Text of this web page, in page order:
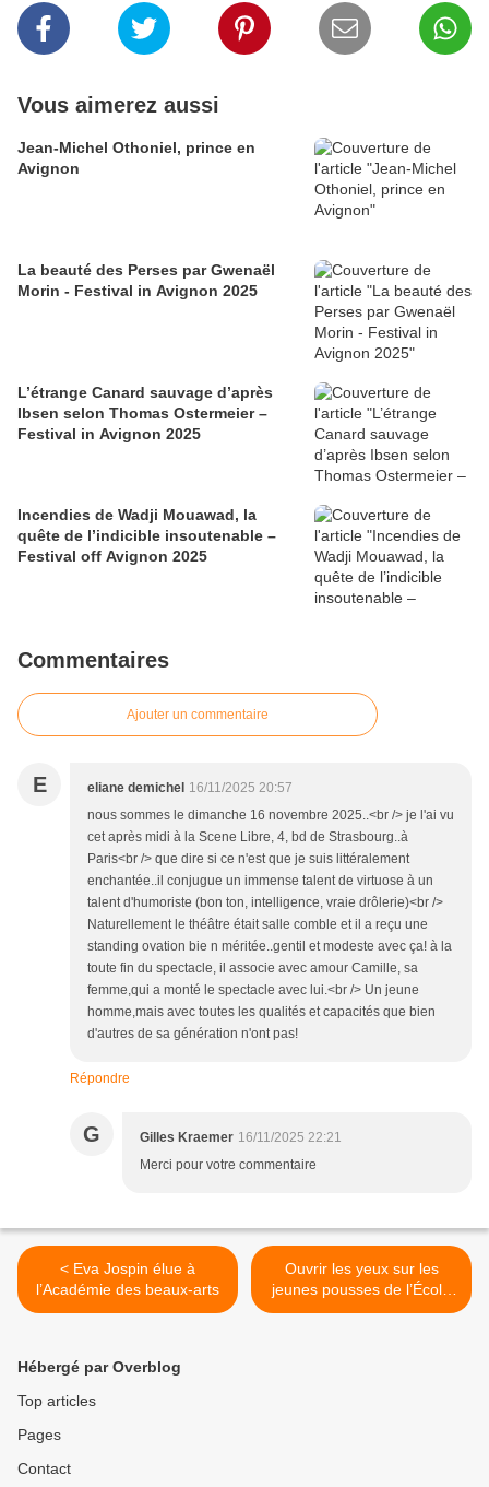
Vous aimerez aussi
Jean-Michel Othoniel, prince en
Avignon
La beauté des Perses par Gwenaël
Morin - Festival in Avignon 2025
L’étrange Canard sauvage d’après
Ibsen selon Thomas Ostermeier –
Festival in Avignon 2025
Incendies de Wadji Mouawad, la
quête de l’indicible insoutenable –
Festival off Avignon 2025
Commentaires
Ajouter un commentaire
E eliane demichel 16/11/2025 20:57
nous sommes le dimanche 16 novembre 2025..<br /> je l'ai vu
cet après midi à la Scene Libre, 4, bd de Strasbourg..à
Paris<br /> que dire si ce n'est que je suis littéralement
enchantée..il conjugue un immense talent de virtuose à un
talent d'humoriste (bon ton, intelligence, vraie drôlerie)<br />
Naturellement le théâtre était salle comble et il a reçu une
standing ovation bie n méritée..gentil et modeste avec ça! à la
toute fin du spectacle, il associe avec amour Camille, sa
femme,qui a monté le spectacle avec lui.<br /> Un jeune
homme,mais avec toutes les qualités et capacités que bien
d'autres de sa génération n'ont pas!
Répondre
G Gilles Kraemer 16/11/2025 22:21
Merci pour votre commentaire
< Eva Jospin élue à
l’Académie des beaux-arts
Ouvrir les yeux sur les
jeunes pousses de l’École
des beaux-arts de Paris, de
Hébergé par Overblog
Top articles
Pages
Contact